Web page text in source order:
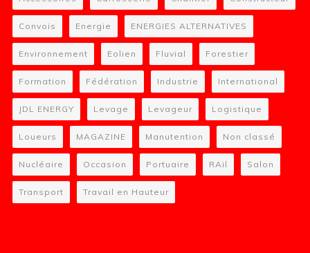
Convois Energie ENERGIES ALTERNATIVES
Environnement Eolien Fluvial Forestier
Formation Fédération Industrie International
JDL ENERGY Levage Levageur Logistique
Loueurs MAGAZINE Manutention Non classé
Nucléaire Occasion Portuaire RAil Salon
Transport Travail en Hauteur